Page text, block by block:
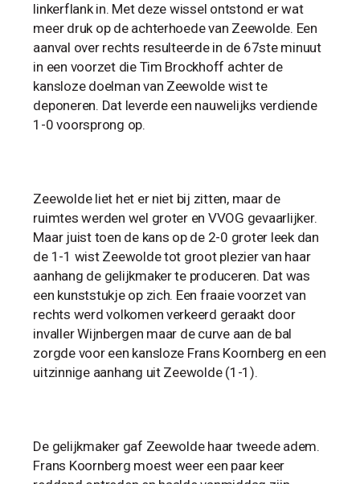
linkerflank in. Met deze wissel ontstond er wat
meer druk op de achterhoede van Zeewolde. Een
aanval over rechts resulteerde in de 67ste minuut
in een voorzet die Tim Brockhoff achter de
kansloze doelman van Zeewolde wist te
deponeren. Dat leverde een nauwelijks verdiende
1-0 voorsprong op.
Zeewolde liet het er niet bij zitten, maar de
ruimtes werden wel groter en VVOG gevaarlijker.
Maar juist toen de kans op de 2-0 groter leek dan
de 1-1 wist Zeewolde tot groot plezier van haar
aanhang de gelijkmaker te produceren. Dat was
een kunststukje op zich. Een fraaie voorzet van
rechts werd volkomen verkeerd geraakt door
invaller Wijnbergen maar de curve aan de bal
zorgde voor een kansloze Frans Koornberg en een
uitzinnige aanhang uit Zeewolde (1-1).
De gelijkmaker gaf Zeewolde haar tweede adem.
Frans Koornberg moest weer een paar keer